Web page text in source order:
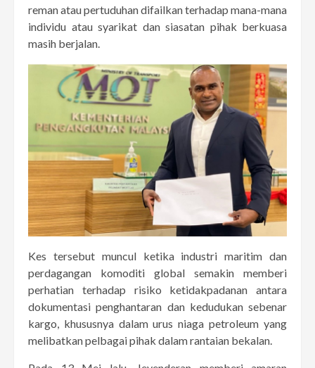
reman atau pertuduhan difailkan terhadap mana-mana
individu atau syarikat dan siasatan pihak berkuasa
masih berjalan.
Kes tersebut muncul ketika industri maritim dan
perdagangan komoditi global semakin memberi
perhatian terhadap risiko ketidakpadanan antara
dokumentasi penghantaran dan kedudukan sebenar
kargo, khususnya dalam urus niaga petroleum yang
melibatkan pelbagai pihak dalam rantaian bekalan.